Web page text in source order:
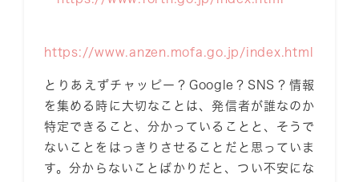
https://www.anzen.mofa.go.jp/index.html
とりあえずチャッピー？Google？SNS？情報
を集める時に大切なことは、発信者が誰なのか
特定できること、分かっていることと、そうで
ないことをはっきりさせることだと思っていま
す。分からないことばかりだと、つい不安にな